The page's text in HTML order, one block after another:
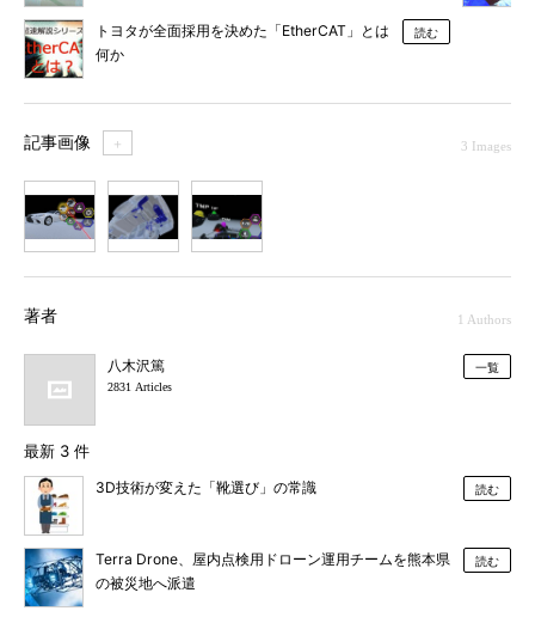
トヨタが全面採用を決めた「EtherCAT」とは
何か
読む
記事画像 ＋ 3 Images
著者 1 Authors
八木沢篤
2831 Articles
一覧
最新 3 件
3D技術が変えた「靴選び」の常識 読む
Terra Drone、屋内点検用ドローン運用チームを熊本県
の被災地へ派遣
読む